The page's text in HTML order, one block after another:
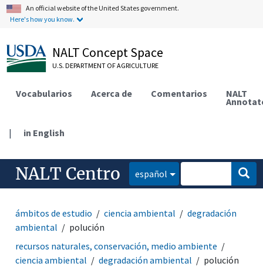
An official website of the United States government.
Here's how you know.
NALT Concept Space
U.S. DEPARTMENT OF AGRICULTURE
Vocabularios Acerca de Comentarios NALT
| in English
NALT Centro español
ámbitos de estudio ciencia ambiental
degradación
ambiental
polución
recursos naturales, conservación, medio ambiente
ciencia ambiental
degradación ambiental polución